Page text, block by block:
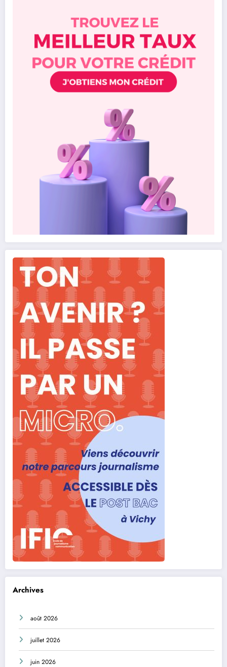
Archives
août 2026
juillet 2026
juin 2026